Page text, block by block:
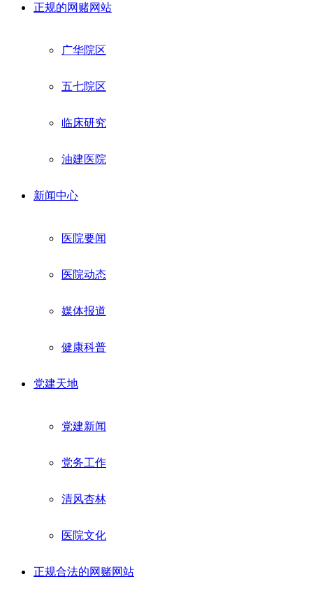
正规的网赌网站
广华院区
五七院区
临床研究
油建医院
新闻中心
医院要闻
医院动态
媒体报道
健康科普
党建天地
党建新闻
党务工作
清风杏林
医院文化
正规合法的网赌网站